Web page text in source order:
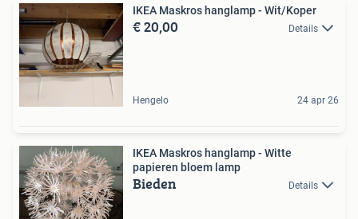
IKEA Maskros hanglamp - Wit/Koper
€ 20,00 Details
Hengelo 24 apr 26
IKEA Maskros hanglamp - Witte
papieren bloem lamp
Bieden Details